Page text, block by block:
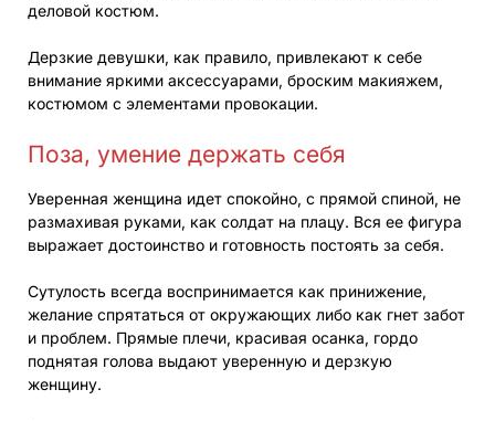
деловой костюм.
Дерзкие девушки, как правило, привлекают к себе
внимание яркими аксессуарами, броским макияжем,
костюмом с элементами провокации.
Поза, умение держать себя
Уверенная женщина идет спокойно, с прямой спиной, не
размахивая руками, как солдат на плацу. Вся ее фигура
выражает достоинство и готовность постоять за себя.
Сутулость всегда воспринимается как принижение,
желание спрятаться от окружающих либо как гнет забот
и проблем. Прямые плечи, красивая осанка, гордо
поднятая голова выдают уверенную и дерзкую
женщину.